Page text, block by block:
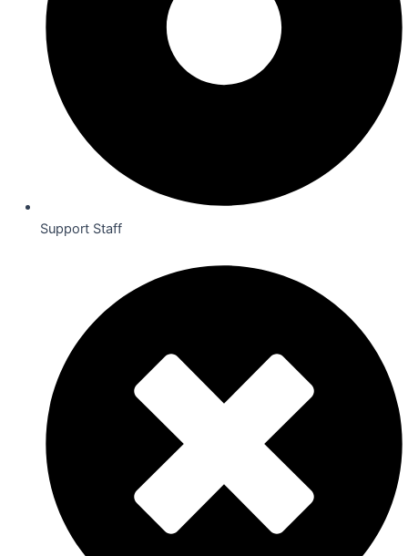
Support Staff